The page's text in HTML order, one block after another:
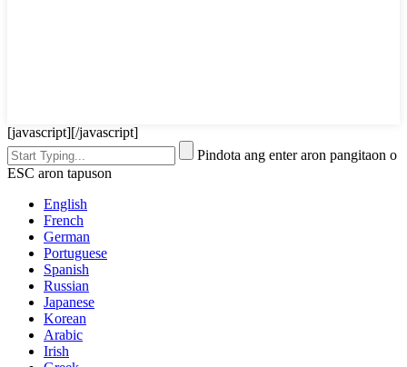
[javascript][/javascript]
Pindota ang enter aron pangitaon o
ESC aron tapuson
English
French
German
Portuguese
Spanish
Russian
Japanese
Korean
Arabic
Irish